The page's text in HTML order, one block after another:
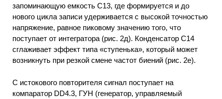
запоминающую емкость С13, где формируется и до
нового цикла записи удерживается с высокой точностью
напряжение, равное пиковому значению того, что
поступает от интегратора (рис. 2д). Конденсатор С14
сглаживает эффект типа «ступенька», который может
возникнуть при резкой смене частот биений (рис. 2е).
С истокового повторителя сигнал поступает на
компаратор DD4.3, ГУН (генератор, управляемый